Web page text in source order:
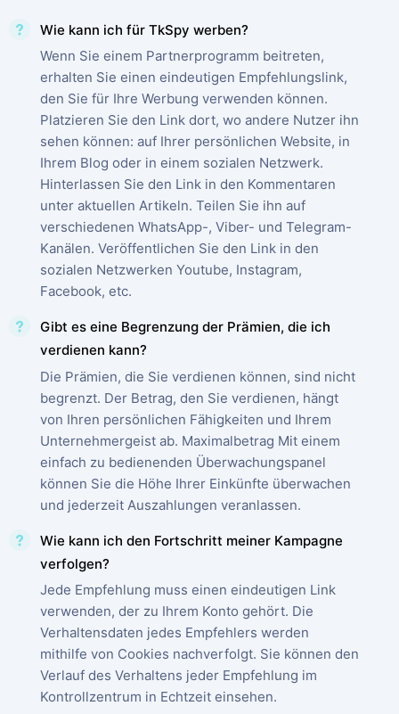
Wie kann ich für TkSpy werben?
Wenn Sie einem Partnerprogramm beitreten,
erhalten Sie einen eindeutigen Empfehlungslink,
den Sie für Ihre Werbung verwenden können.
Platzieren Sie den Link dort, wo andere Nutzer ihn
sehen können: auf Ihrer persönlichen Website, in
Ihrem Blog oder in einem sozialen Netzwerk.
Hinterlassen Sie den Link in den Kommentaren
unter aktuellen Artikeln. Teilen Sie ihn auf
verschiedenen WhatsApp-, Viber- und Telegram-
Kanälen. Veröffentlichen Sie den Link in den
sozialen Netzwerken Youtube, Instagram,
Facebook, etc.
Gibt es eine Begrenzung der Prämien, die ich
verdienen kann?
Die Prämien, die Sie verdienen können, sind nicht
begrenzt. Der Betrag, den Sie verdienen, hängt
von Ihren persönlichen Fähigkeiten und Ihrem
Unternehmergeist ab. Maximalbetrag Mit einem
einfach zu bedienenden Überwachungspanel
können Sie die Höhe Ihrer Einkünfte überwachen
und jederzeit Auszahlungen veranlassen.
Wie kann ich den Fortschritt meiner Kampagne
verfolgen?
Jede Empfehlung muss einen eindeutigen Link
verwenden, der zu Ihrem Konto gehört. Die
Verhaltensdaten jedes Empfehlers werden
mithilfe von Cookies nachverfolgt. Sie können den
Verlauf des Verhaltens jeder Empfehlung im
Kontrollzentrum in Echtzeit einsehen.